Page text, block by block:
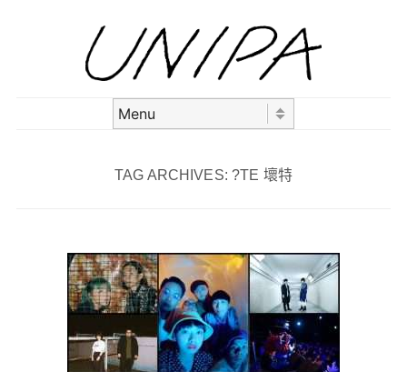
TAG ARCHIVES: ?TE 壞特